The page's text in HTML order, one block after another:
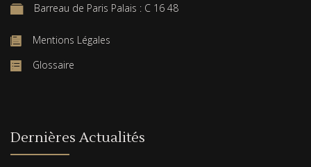
Barreau de Paris Palais : C 16 48
Mentions Légales
Glossaire
Dernières Actualités